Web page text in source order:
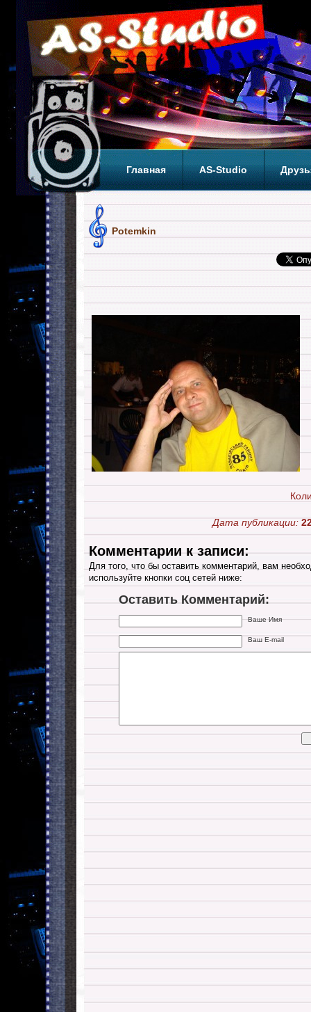
Главная AS-Studio
Potemkin
Дата публикации:
Комментарии к записи:
Для того, что бы оставить комментарий, вам
используйте кнопки соц сетей ниже:
Оставить Комментарий:
Ваше Имя
Ваш E-mail